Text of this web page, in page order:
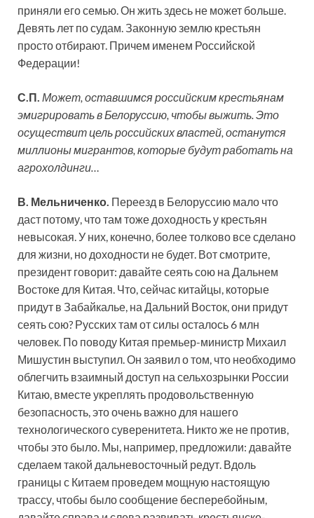
приняли его семью. Он жить здесь не может больше.
Девять лет по судам. Законную землю крестьян
просто отбирают. Причем именем Российской
Федерации!
С.П. Может, оставшимся российским крестьянам
эмигрировать в Белоруссию, чтобы выжить. Это
осуществит цель российских властей, останутся
миллионы мигрантов, которые будут работать на
агрохолдинги…
В. Мельниченко. Переезд в Белоруссию мало что
даст потому, что там тоже доходность у крестьян
невысокая. У них, конечно, более толково все сделано
для жизни, но доходности не будет. Вот смотрите,
президент говорит: давайте сеять сою на Дальнем
Востоке для Китая. Что, сейчас китайцы, которые
придут в Забайкалье, на Дальний Восток, они придут
сеять сою? Русских там от силы осталось 6 млн
человек. По поводу Китая премьер-министр Михаил
Мишустин выступил. Он заявил о том, что необходимо
облегчить взаимный доступ на сельхозрынки России
Китаю, вместе укреплять продовольственную
безопасность, это очень важно для нашего
технологического суверенитета. Никто же не против,
чтобы это было. Мы, например, предложили: давайте
сделаем такой дальневосточный редут. Вдоль
границы с Китаем проведем мощную настоящую
трассу, чтобы было сообщение бесперебойным,